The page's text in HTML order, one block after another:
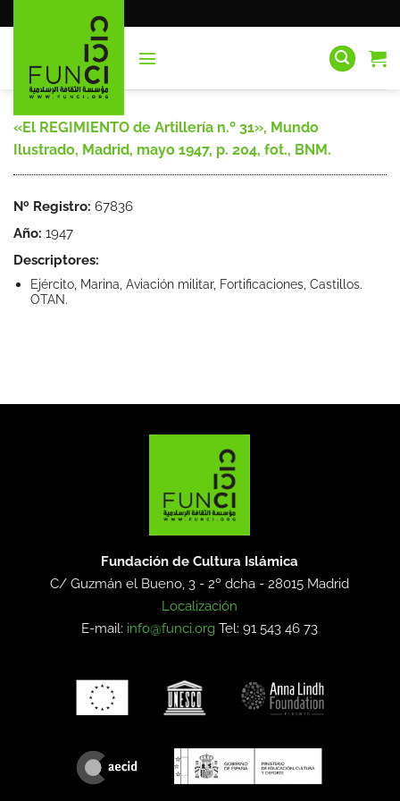
al
«El REGIMIENTO de Artillería n.º 31», Mundo
Ilustrado, Madrid, mayo 1947, p. 204, fot., BNM.
Nº Registro: 67836
Año: 1947
Descriptores:
Ejército, Marina, Aviación militar, Fortificaciones, Castillos.
OTAN.
Fundación de Cultura Islámica
C/ Guzmán el Bueno, 3 - 2º dcha -28015 Madrid
Localización
E-mail: info@funci.org Tel: 91 543 46 73